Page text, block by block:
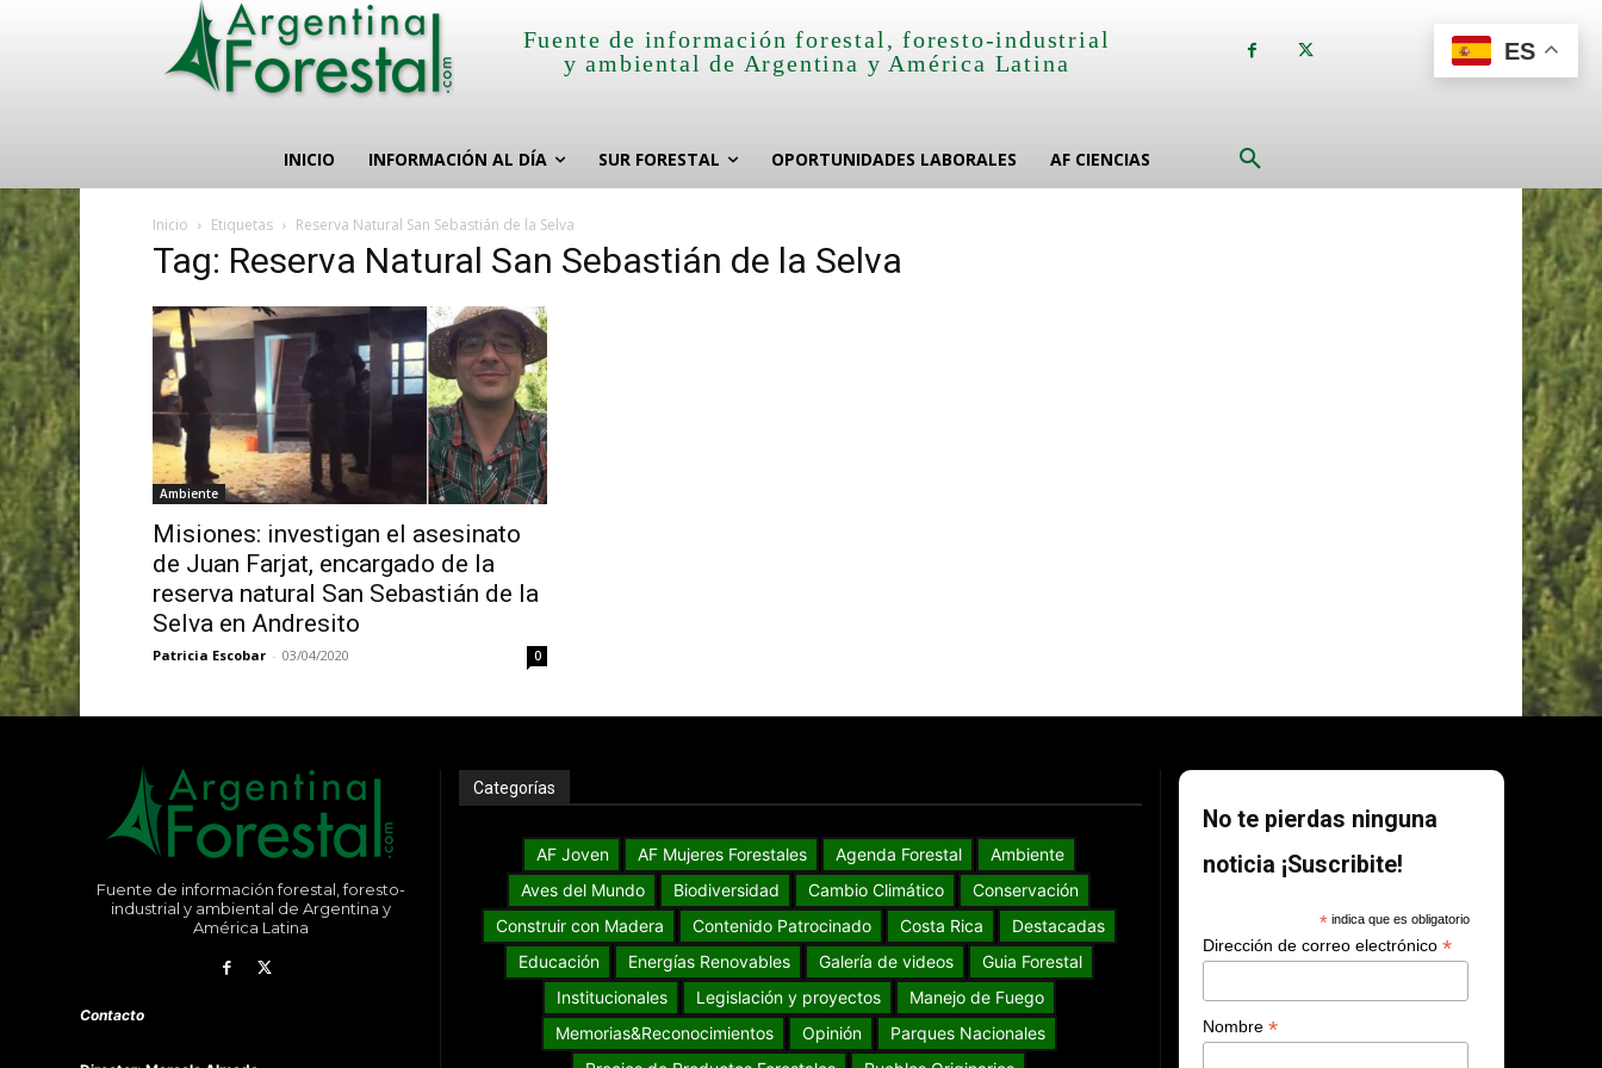
Fuente de información forestal, foresto-industrial
y ambiental de Argentina y América Latina
INICIO INFORMACIÓN AL DÍA SUR FORESTAL OPORTUNIDADES LABORALES AF CIENCIAS
Inicio Etiquetas Reserva Natural San Sebastián de la Selva
Tag: Reserva Natural San Sebastián de la Selva
Ambiente
Misiones: investigan el asesinato
de Juan Farjat, encargado de la
reserva natural San Sebastián de la
Selva en Andresito
Patricia Escobar - 03/04/2020 0
Fuente de información forestal, foresto-
industrial y ambiental de Argentina y
América Latina
Contacto
Categorías
AF Joven AF Mujeres Forestales Agenda Forestal
Ambiente
Aves del Mundo
Biodiversidad Cambio Climático
Conservación
Construir con Madera
Contenido Patrocinado Costa Rica
Destacadas
Educación
Energías Renovables Galería de videos
Guia Forestal
Institucionales
Legislación y proyectos
Manejo de Fuego
Memorias&Reconocimientos
Opinión
Parques Nacionales
No te pierdas ninguna
noticia ¡Suscribite!
*indica que es obligatorio
Dirección de correo electrónico*
Nombre*
ES